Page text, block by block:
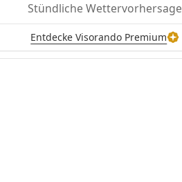
Stündliche Wettervorhersage
Entdecke Visorando Premium